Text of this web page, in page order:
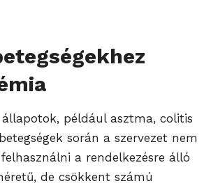
például asztma, colitis
során a szervezet nem
a rendelkezésre álló
de csökkent számú